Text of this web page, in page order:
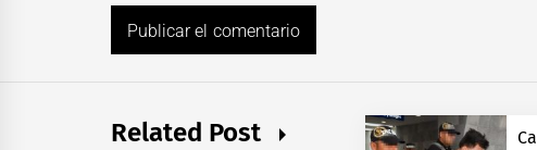
Related Post